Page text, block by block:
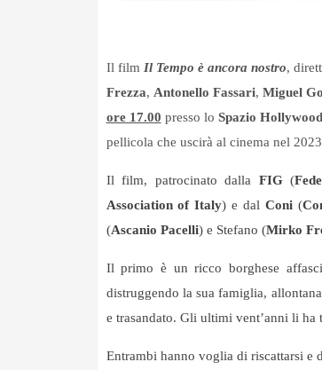
Il film Il Tempo è ancora nostro,
Frezza, Antonello Fassari, Miguel
ore 17.00 presso lo Spazio
pellicola che uscirà al cinema nel
Il film, patrocinato dalla FIG(
Association of Italy) e dal Coni(
(Ascanio Pacelli) e Stefano (Mirko
Il primo è un ricco borghese
distruggendo la sua famiglia,
e trasandato. Gli ultimi vent’anni li ha
Entrambi hanno voglia di riscattarsi e